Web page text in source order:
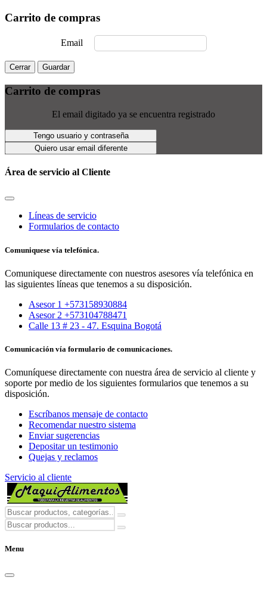
Carrito de compras
Email
Cerrar Guardar
Carrito de compras
El email digitado ya se encuentra registrado
Tengo usuario y contraseña
Quiero usar email diferente
Área de servicio al Cliente
Líneas de servicio
Formularios de contacto
Comuniquese vía telefónica.
Comuniquese directamente con nuestros asesores vía telefónica en
las siguientes líneas que tenemos a su disposición.
Asesor 1 +573158930884
Asesor 2 +573104788471
Calle 13 # 23 - 47. Esquina Bogotá
Comunicación vía formulario de comunicaciones.
Comuníquese directamente con nuestra área de servicio al cliente y
soporte por medio de los siguientes formularios que tenemos a su
disposición.
Escríbanos mensaje de contacto
Recomendar nuestro sistema
Enviar sugerencias
Depositar un testimonio
Quejas y reclamos
Servicio al cliente
Menu